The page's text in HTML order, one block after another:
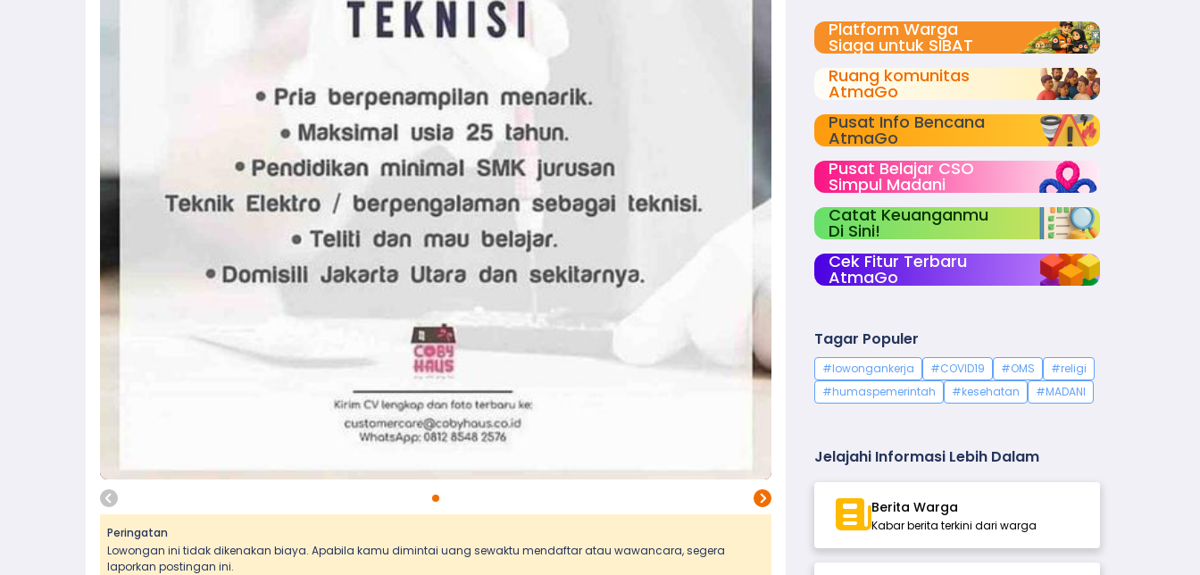
Peringatan
Lowongan ini tidak dikenakan biaya. Apabila kamu dimintai uang sewaktu mendaftar atau wawancara, segera
laporkan postingan ini.
Platform Warga
Siaga untuk SIBAT
Ruang komunitas
AtmaGo
Pusat Info Bencana
AtmaGo
Pusat Belajar CSO
Simpul Madani
Catat Keuanganmu
Di Sini!
Cek Fitur Terbaru
AtmaGo
Tagar Populer
#lowongankerja #COVID19 #OMS
#religi
#humaspemerintah
#kesehatan #MADANI
Jelajahi Informasi Lebih Dalam
Berita Warga
Kabar berita terkini dari warga